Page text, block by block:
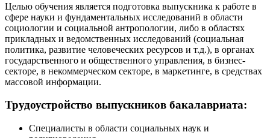
Целью обучения является подготовка выпускника к работе в
сфере науки и фундаментальных исследований в области
социологии и социальной антропологии, либо в областях
прикладных и ведомственных исследований (социальная
политика, развитие человеческих ресурсов и т.д.), в органах
государственного и общественного управления, в бизнес-
секторе, в некоммерческом секторе, в маркетинге, в средствах
массовой информации.
Трудоустройство выпускников бакалавриата:
Специалисты в области социальных наук и